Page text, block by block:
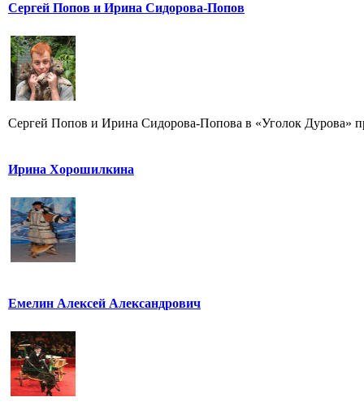
Сергей Попов и Ирина Сидорова-Попов
Сергей Попов и Ирина Сидорова-Попова в «Уголок Дурова»
Ирина Хорошилкина
Емелин Алексей Александрович